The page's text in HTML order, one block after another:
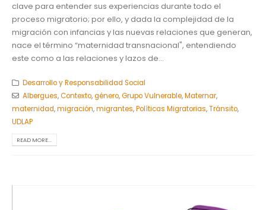
clave para entender sus experiencias durante todo el
proceso migratorio; por ello, y dada la complejidad de la
migración con infancias y las nuevas relaciones que generan,
nace el término “maternidad transnacional", entendiendo
este como a las relaciones y lazos de...
Desarrollo y Responsabilidad Social
Albergues,Contexto,género,Grupo Vulnerable,Maternar,
maternidad,migración,migrantes,Políticas Migratorias,Tránsito,
UDLAP
READ MORE...